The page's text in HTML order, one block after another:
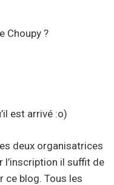
Choupy ?
est arrivé :o)
deux organisatrices
l’inscription il suffit de
ce blog. Tous les